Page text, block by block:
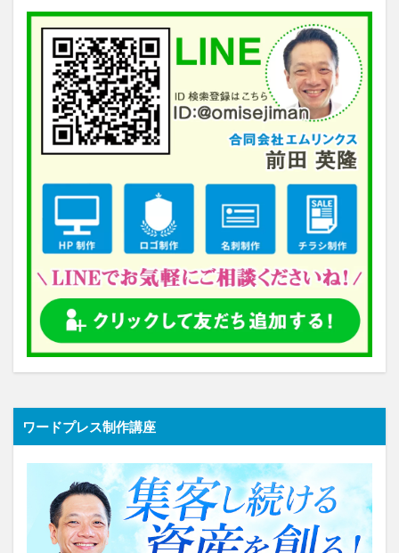
ワードプレス制作講座